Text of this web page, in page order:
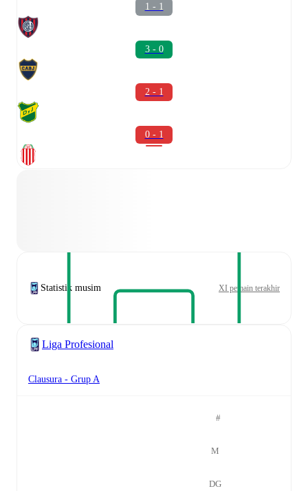
1 - 1
3 - 0
2 - 1
0 - 1
Statistik musim XI pemain terakhir
Liga Profesional
Clausura - Grup A
#
M
DG